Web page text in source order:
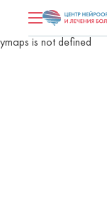
ymaps is not defined